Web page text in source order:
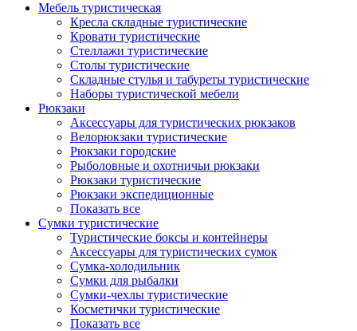
Мебель туристическая
Кресла складные туристические
Кровати туристические
Стеллажи туристические
Столы туристические
Складные стулья и табуреты туристические
Наборы туристической мебели
Рюкзаки
Аксессуары для туристических рюкзаков
Велорюкзаки туристические
Рюкзаки городские
Рыболовные и охотничьи рюкзаки
Рюкзаки туристические
Рюкзаки экспедиционные
Показать все
Сумки туристические
Туристические боксы и контейнеры
Аксессуары для туристических сумок
Сумка-холодильник
Сумки для рыбалки
Сумки-чехлы туристические
Косметички туристические
Показать все